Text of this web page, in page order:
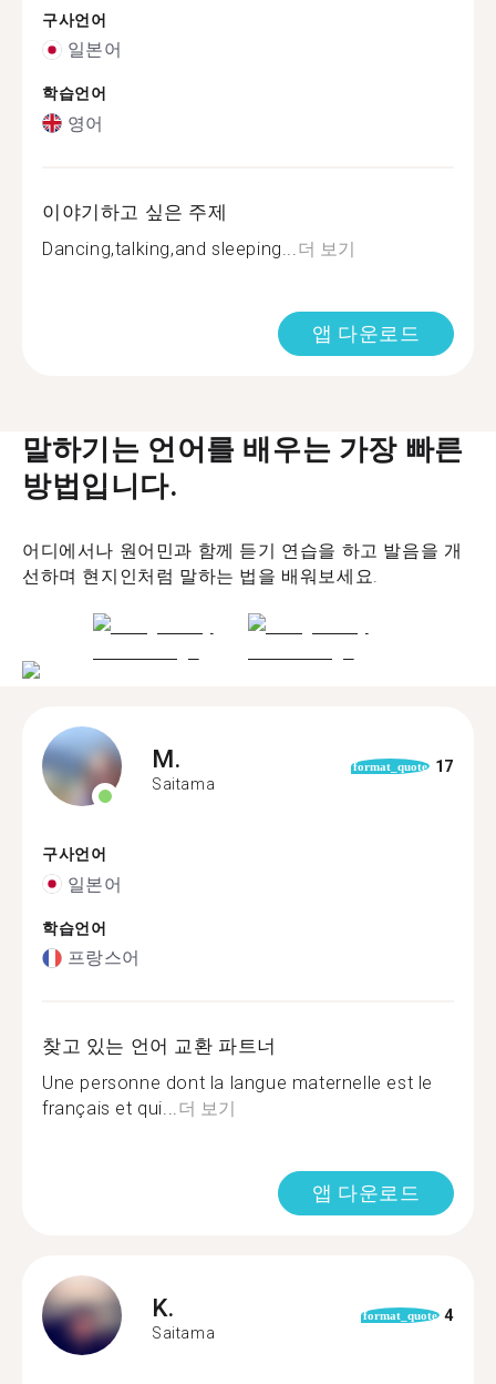
구사언어
일본어
학습언어
영어
이야기하고 싶은 주제
Dancing,talking,and sleeping... 더 보기
앱 다운로드
말하기는 언어를 배우는 가장 빠른
방법입니다.
어디에서나 원어민과 함께 듣기 연습을 하고 발음을 개
선하며 현지인처럼 말하는 법을 배워보세요.
M.
Saitama
format_quote 17
구사언어
일본어
학습언어
프랑스어
찾고 있는 언어 교환 파트너
Une personne dont la langue maternelle est le
français et qui...더 보기
앱 다운로드
K.
Saitama
format_quote 4